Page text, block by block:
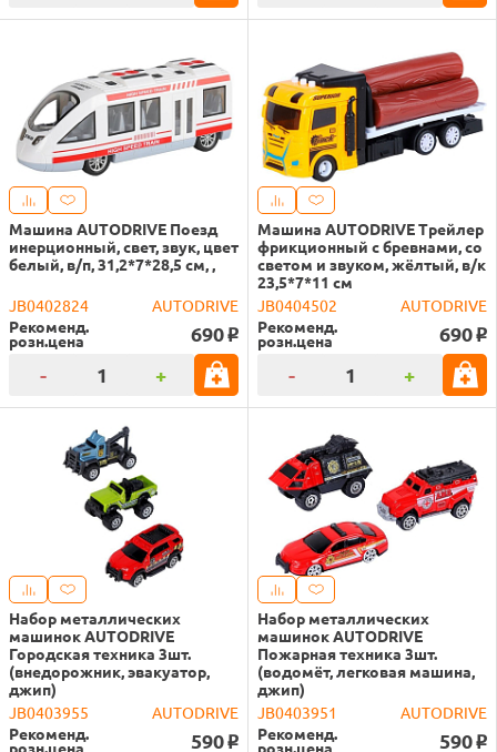
Машина AUTODRIVE Поезд
инерционный, свет, звук, цвет
белый, в/п, 31,2*7*28,5 см, ,
JB0402824
AUTODRIVE
Рекоменд.
розн.цена 690 o
- +
Машина AUTODRIVE Трейлер
фрикционный с бревнами, со
светом и звуком, жёлтый, в/к
23,5*7*11 см
JB0404502
AUTODRIVE
Рекоменд.
розн.цена 690 o
- +
Набор металлических
машинок AUTODRIVE
Городская техника 3шт.
(внедорожник, эвакуатор,
джип)
JB0403955
AUTODRIVE
Рекоменд.
розн.цена 590 o
Набор металлических
машинок AUTODRIVE
Пожарная техника 3шт.
(водомёт, легковая машина,
джип)
JB0403951
AUTODRIVE
Рекоменд.
розн.цена 590 o